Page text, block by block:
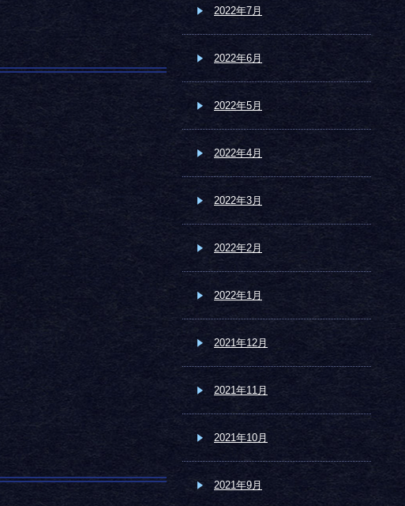
2022年7月
2022年6月
2022年5月
2022年4月
2022年3月
2022年2月
2022年1月
2021年12月
2021年11月
2021年10月
2021年9月